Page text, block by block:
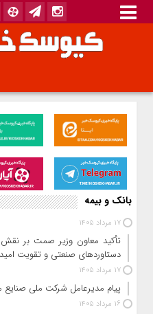
بانک و بیمه
17 مرداد 1405
تأکید معاون وزیر صمت بر
دستاوردهای صنعتی و تقویت
17 مرداد 1405
پیام مدیرعامل شرکت ملی صنایع
16 مرداد 1405